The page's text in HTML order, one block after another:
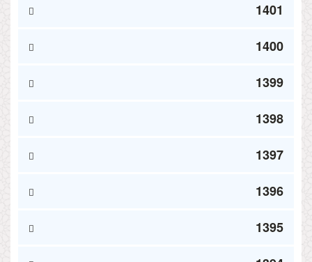
1401
1400
1399
1398
1397
1396
1395